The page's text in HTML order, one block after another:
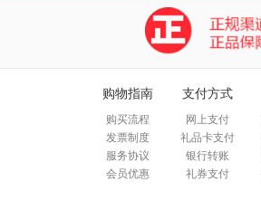
购物指南
购买流程
发票制度
服务协议
会员优惠
支付方式
网上支付
礼品卡支付
银行转账
礼券支付